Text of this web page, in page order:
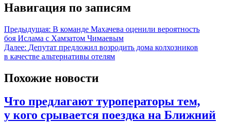
Навигация по записям
Предыдущая: В команде Махачева оценили вероятность
боя Ислама с Хамзатом Чимаевым
Далее: Депутат предложил возродить дома колхозников
в качестве альтернативы отелям
Похожие новости
Что предлагают туроператоры тем,
у кого срывается поездка на Ближний